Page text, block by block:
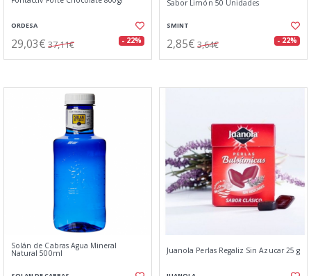
ORDESA
29,03€ 37,11€ - 22%
Sabor Limón 50 Unidades
SMINT
2,85€ 3,64€ - 22%
Solán de Cabras Agua Mineral
Natural 500ml Juanola Perlas Regaliz Sin Azucar 25 g